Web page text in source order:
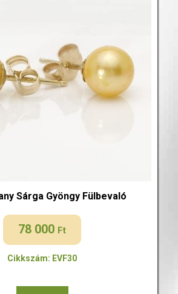
Sárga Gyöngy Fülbevaló
78 000 Ft
Cikkszám: EVF30